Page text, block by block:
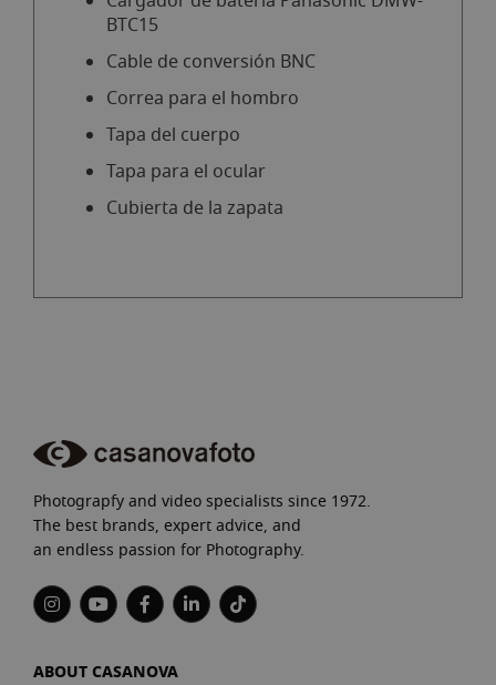
BTC15
Cable de conversión BNC
Correa para el hombro
Tapa del cuerpo
Tapa para el ocular
Cubierta de la zapata
Photograpfy and video specialists since 1972.
The best brands, expert advice, and
an endless passion for Photography.
ABOUT CASANOVA